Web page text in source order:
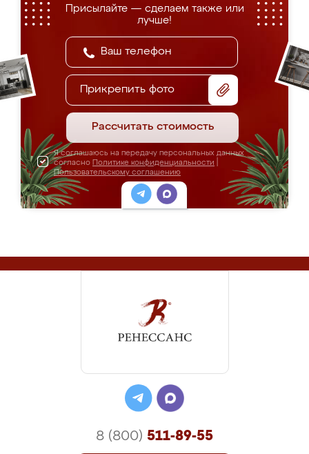
Присылайте — сделаем также или
лучше!
Прикрепить фото
Рассчитать стоимость
Я соглашаюсь на передачу персональных данных
согласно Политике конфиденциальности
Пользовательскому соглашению
8 (800) 511-89-55